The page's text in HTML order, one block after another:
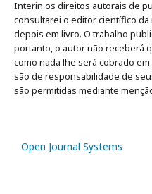
Interin os direitos autorais de
consultarei o editor científico
depois em livro. O trabalho
portanto, o autor não receberá
como nada lhe será cobrado
são de responsabilidade de
são permitidas mediante
Open Journal Systems